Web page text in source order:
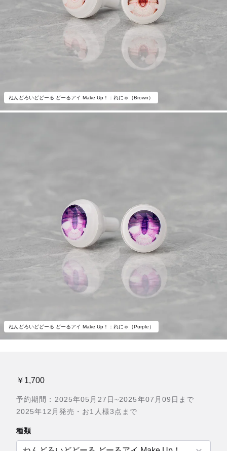
ねんどろいどどーる どーるアイ Make Up！：れにゃ（Brown）
ねんどろいどどーる どーるアイ Make Up！：れにゃ（Purple）
￥1,700
予約期間：2025年05月27日~2025年07月09日まで
2025年12月発売・お1人様3点まで
種類